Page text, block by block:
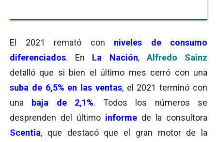
El 2021 remató con niveles de consumo
diferenciados. En La Nación, Alfredo Sainz
detalló que si bien el último mes cerró con una
suba de 6,5% en las ventas, el 2021 terminó con
una
baja de 2,1%. Todos los números se
desprenden del último informe de la consultora
Scentia, que destacó que el gran motor de la